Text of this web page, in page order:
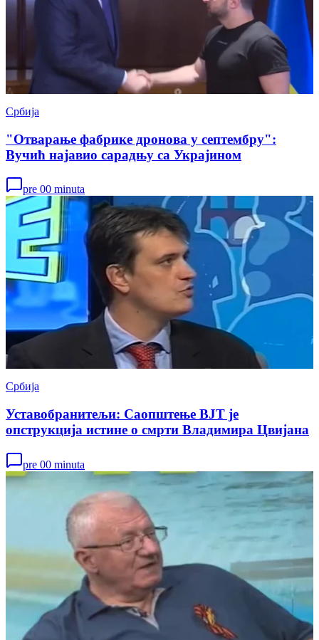
Србија
"Отварање фабрике дронова у септембру":
Вучић најавио сарадњу са Украјином
pre 00 minuta
Србија
Уставобранитељи: Саопштење ВЈТ је
опструкција истине о смрти Владимира Цвијана
pre 00 minuta